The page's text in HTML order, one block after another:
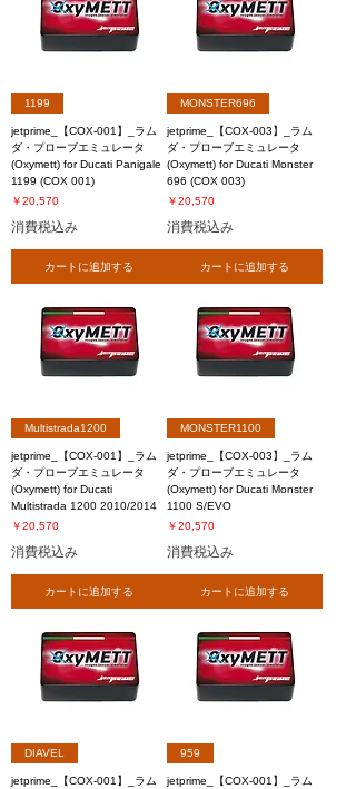
1199
jetprime_【COX-001】_ラム
ダ・プローブエミュレータ
(Oxymett) for Ducati Panigale
1199 (COX 001)
価格
￥20,570
消費税込み
カートに追加する
MONSTER696
jetprime_【COX-003】_ラム
ダ・プローブエミュレータ
(Oxymett) for Ducati Monster
696 (COX 003)
価格
￥20,570
消費税込み
カートに追加する
Multistrada1200
jetprime_【COX-001】_ラム
ダ・プローブエミュレータ
(Oxymett) for Ducati
Multistrada 1200 2010/2014
価格
￥20,570
消費税込み
カートに追加する
MONSTER1100
jetprime_【COX-003】_ラム
ダ・プローブエミュレータ
(Oxymett) for Ducati Monster
1100 S/EVO
価格
￥20,570
消費税込み
カートに追加する
DIAVEL
jetprime_【COX-001】_ラム
959
jetprime_【COX-001】_ラム